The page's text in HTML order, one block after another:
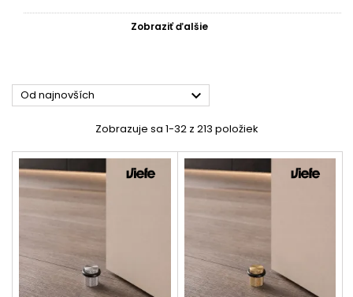
Zobraziť ďalšie
Od najnovších 
Zobrazuje sa 1-32 z 213 položiek